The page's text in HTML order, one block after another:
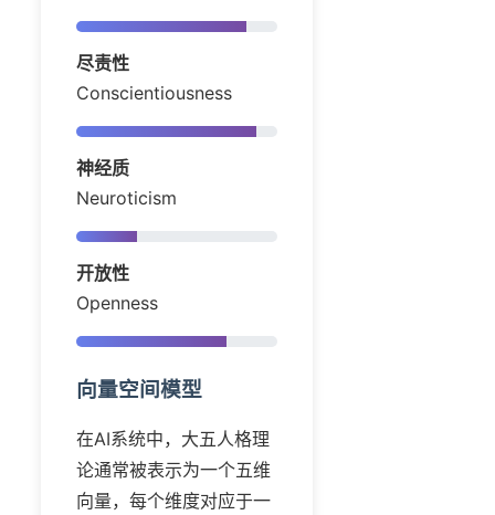
尽责性
Conscientiousness
神经质
Neuroticism
开放性
Openness
向量空间模型
在AI系统中，大五人格理
论通常被表示为一个五维
向量，每个维度对应于一